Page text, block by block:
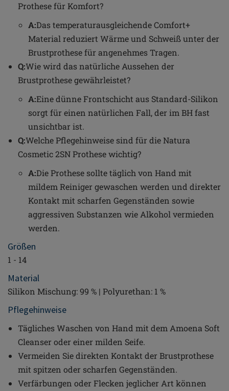
Prothese für Komfort?
A:Das temperaturausgleichende Comfort+
Material reduziert Wärme und Schweiß unter der
Brustprothese für angenehmes Tragen.
Q:Wie wird das natürliche Aussehen der
Brustprothese gewährleistet?
A:Eine dünne Frontschicht aus Standard-Silikon
sorgt für einen natürlichen Fall, der im BH fast
unsichtbar ist.
Q:Welche Pflegehinweise sind für die Natura
Cosmetic 2SN Prothese wichtig?
A:Die Prothese sollte täglich von Hand mit
mildem Reiniger gewaschen werden und direkter
Kontakt mit scharfen Gegenständen sowie
aggressiven Substanzen wie Alkohol vermieden
werden.
Größen
1 - 14
Material
Silikon Mischung: 99 % | Polyurethan: 1 %
Pflegehinweise
Tägliches Waschen von Hand mit dem Amoena Soft
Cleanser oder einer milden Seife.
Vermeiden Sie direkten Kontakt der Brustprothese
mit spitzen oder scharfen Gegenständen.
Verfärbungen oder Flecken jeglicher Art können